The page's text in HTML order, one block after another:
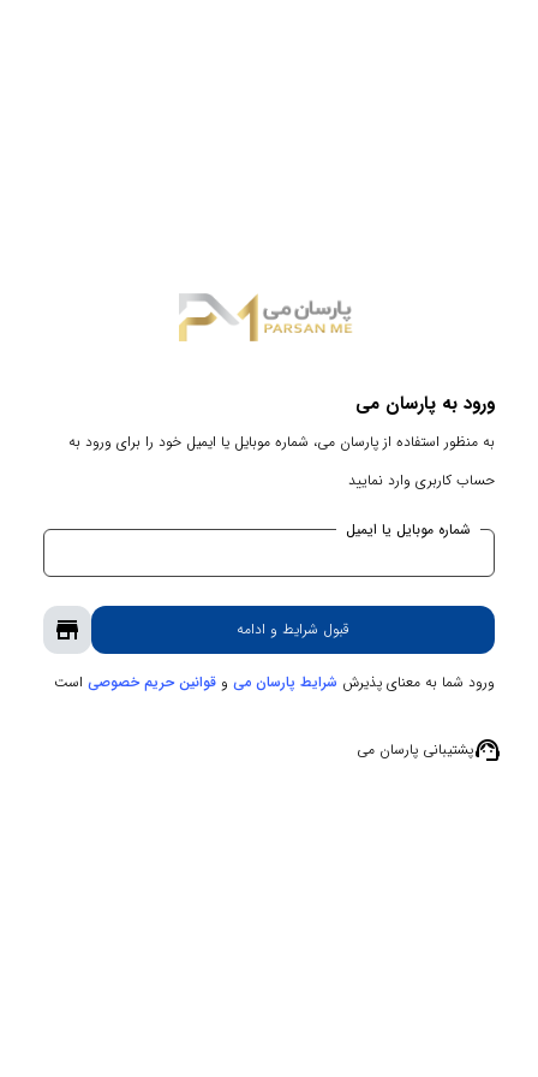
ورود به پارسان می
به منظور استفاده از پارسان می، شماره موبایل یا ایمیل خود را برای ورود به
حساب کاربری وارد نمایید
شماره موبایل یا ایمیل
قبول شرایط و ادامه store
ورود شما به معنای پذیرش شرایط پارسان می و قوانین حریم‌ خصوصی است
support_agentپشتیبانی پارسان می